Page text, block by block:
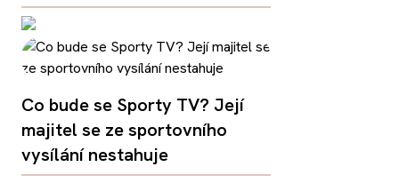
Co bude se Sporty TV? Její
majitel se ze sportovního
vysílání nestahuje